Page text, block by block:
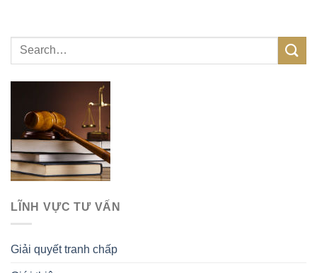
LĨNH VỰC TƯ VẤN
Giải quyết tranh chấp